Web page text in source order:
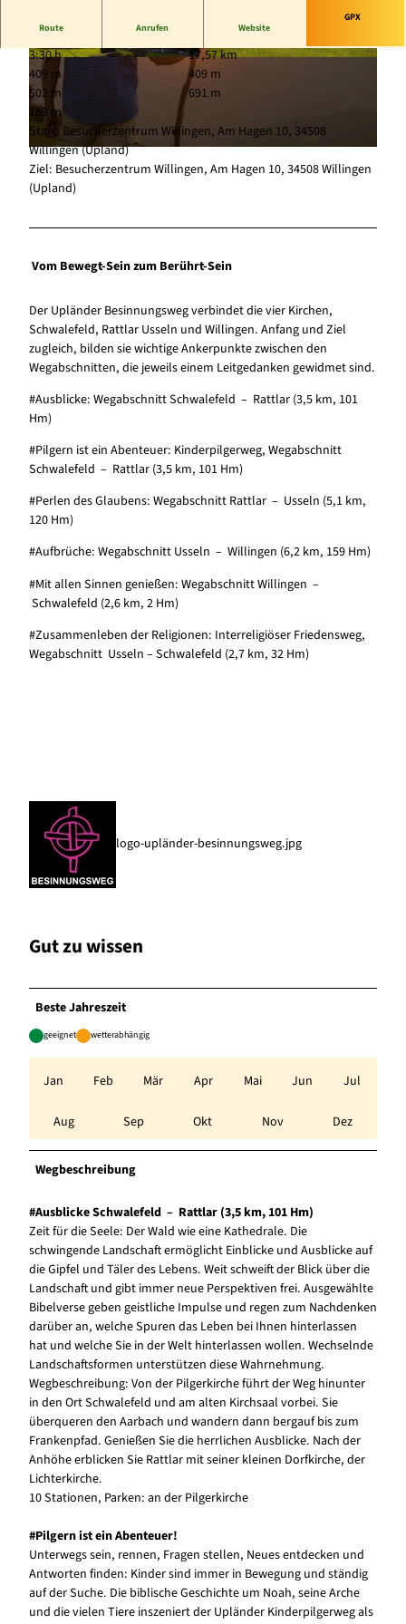
© (c) Klaus-Peter Kappest |
CC-BY-SA
Route Anrufen Website
GPX
3:30 h
17,57 km
409 m
409 m
502 m
691 m
189 m
Start: Besucherzentrum Willingen, Am Hagen 10, 34508
Willingen (Upland)
Ziel: Besucherzentrum Willingen, Am Hagen 10, 34508 Willingen
(Upland)
Vom Bewegt-Sein zum Berührt-Sein
Der Upländer Besinnungsweg verbindet die vier Kirchen,
Schwalefeld, Rattlar Usseln und Willingen. Anfang und Ziel
zugleich, bilden sie wichtige Ankerpunkte zwischen den
Wegabschnitten, die jeweils einem Leitgedanken gewidmet sind.
#Ausblicke: Wegabschnitt Schwalefeld – Rattlar (3,5 km, 101
Hm)
#Pilgern ist ein Abenteuer: Kinderpilgerweg, Wegabschnitt
Schwalefeld – Rattlar (3,5 km, 101 Hm)
#Perlen des Glaubens: Wegabschnitt Rattlar – Usseln (5,1 km,
120 Hm)
#Aufbrüche: Wegabschnitt Usseln – Willingen (6,2 km, 159 Hm)
#Mit allen Sinnen genießen: Wegabschnitt Willingen –
Schwalefeld (2,6 km, 2 Hm)
#Zusammenleben der Religionen: Interreligiöser Friedensweg,
Wegabschnitt Usseln – Schwalefeld (2,7 km, 32 Hm)
logo-upländer-besinnungsweg.jpg
Gut zu wissen
Beste Jahreszeit
geeignet wetterabhängig
Jan Feb Mär Apr Mai Jun Jul
Aug Sep Okt Nov Dez
Wegbeschreibung
#Ausblicke Schwalefeld – Rattlar (3,5 km, 101 Hm)
Zeit für die Seele: Der Wald wie eine Kathedrale. Die
schwingende Landschaft ermöglicht Einblicke und Ausblicke auf
die Gipfel und Täler des Lebens. Weit schweift der Blick über die
Landschaft und gibt immer neue Perspektiven frei. Ausgewählte
Bibelverse geben geistliche Impulse und regen zum Nachdenken
darüber an, welche Spuren das Leben bei Ihnen hinterlassen
hat und welche Sie in der Welt hinterlassen wollen. Wechselnde
Landschaftsformen unterstützen diese Wahrnehmung.
Wegbeschreibung: Von der Pilgerkirche führt der Weg hinunter
in den Ort Schwalefeld und am alten Kirchsaal vorbei. Sie
überqueren den Aarbach und wandern dann bergauf bis zum
Frankenpfad. Genießen Sie die herrlichen Ausblicke. Nach der
Anhöhe erblicken Sie Rattlar mit seiner kleinen Dorfkirche, der
Lichterkirche.
10 Stationen, Parken: an der Pilgerkirche
#Pilgern ist ein Abenteuer!
Unterwegs sein, rennen, Fragen stellen, Neues entdecken und
Antworten finden: Kinder sind immer in Bewegung und ständig
auf der Suche. Die biblische Geschichte um Noah, seine Arche
und die vielen Tiere inszeniert der Upländer Kinderpilgerweg als